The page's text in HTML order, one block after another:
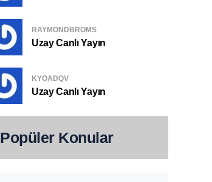
RAYMONDBROMS
Uzay Canlı Yayın
KYOADQV
Uzay Canlı Yayın
Popüler Konular